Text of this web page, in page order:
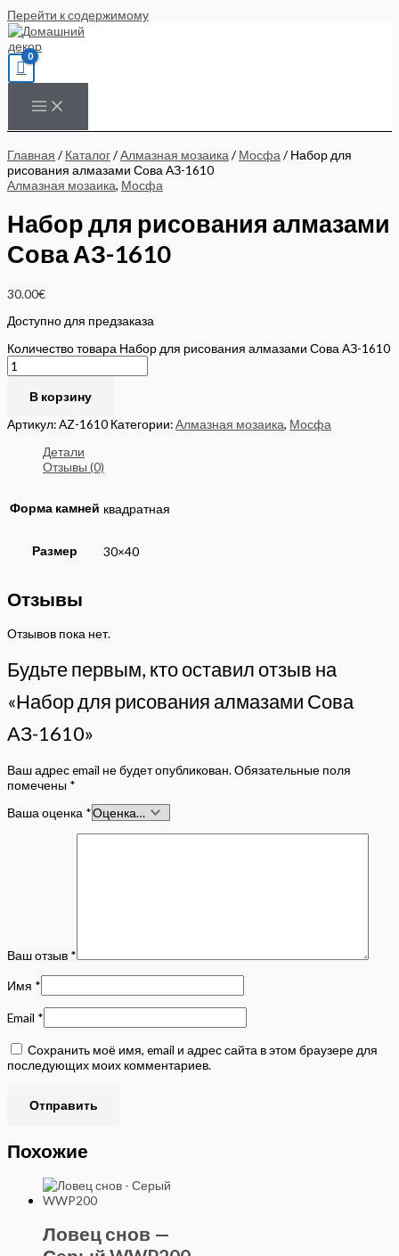
Перейти к содержимому
Главная / Каталог/Алмазная мозаика / Мосфа / Набор для
рисования алмазами Сова АЗ-1610
Алмазная мозаика, Мосфа
Набор для рисования алмазами
Сова АЗ-1610
30.00€
Доступно для предзаказа
Количество товара Набор для рисования алмазами Сова АЗ-1610
В корзину
Артикул:AZ-1610 Категории:Алмазная мозаика, Мосфа
Детали
Отзывы (0)
Форма камней квадратная
Размер 30×40
Отзывы
Отзывов пока нет.
Будьте первым, кто оставил отзыв на
«Набор для рисования алмазами Сова
АЗ-1610»
Ваш адрес email не будет опубликован.Обязательные поля
помечены *
Ваша оценка *
Ваш отзыв *
Имя *
Email *
Сохранить моё имя, email и адрес сайта в этом браузере для
последующих моих комментариев.
Похожие
Ловец снов —